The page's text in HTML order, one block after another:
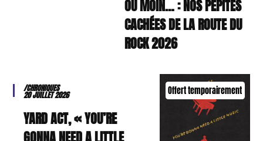
OU MOIN… : NOS PÉPITES
CACHÉES DE LA ROUTE DU
ROCK 2026
Offert temporairement
/CHRONIQUES
20 JUILLET 2026
YARD ACT, « YOU’RE
GONNA NEED A LITTLE